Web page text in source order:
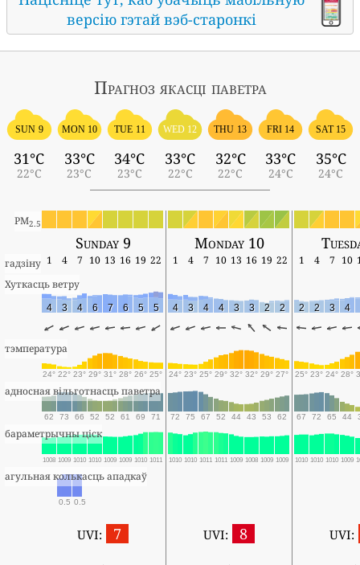
версію гэтай вэб-старонкі
Прагноз якасці паветра
SUN 9
31°C
22°C
MON 10
33°C
23°C
TUE 11
34°C
23°C
WED 12
33°C
22°C
THU 13
32°C
22°C
FRI 14
33°C
24°C
SAT 15
35°C
24°C
PM2.5
Sunday 9 Monday 10
гадзіну 1 4 7 10 13 16 19 22 1 4 7 10 13 16 19 22 1 4 7 10
Хуткасць ветру
4 3 4 6 7 6 5 5 4 3 4 4 3 3 2 2 2 2 3 4
тэмпература
24° 22° 23° 29° 31° 28° 26° 25° 24° 23° 25° 29° 32° 32° 29° 27° 25° 23° 24° 28°
адносная вільготнасць паветра
62 73 66 52 52 61 69 71 72 75 67 52 44 43 53 62 67 72 65 44
бараметрычны ціск
1008 1009 1010 1010 1009 1009 1010 1011 1010 1010 1011 1011 1009 1008 1009 1009 1010 1010 1010 1009
агульная колькасць ападкаў
0.5 0.5
UVI: 7 UVI: 8 UVI: